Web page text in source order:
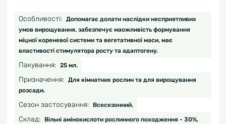
Особливості: Допомагає долати наслідки несприятливих
умов вирощування, забезпечує маожливість формування
міцної кореневої системи та вегетативної маси, має
властивості стимулятора росту та адаптогену.
Пакування: 25 мл.
Призначення: Для кімнатних рослин та для вирощування
розсади.
Сезон застосування: Всесезонний.
Склад:
Вільні амінокислоти рослинного походження - 30%,